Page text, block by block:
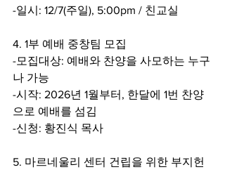
-일시: 12/7(주일), 5:00pm / 친교실
4. 1부 예배 중창팀 모집
-모집대상: 예배와 찬양을 사모하는 누구
나 가능
-시작: 2026년 1월부터, 한달에 1번 찬양
으로 예배를 섬김
-신청: 황진식 목사
5. 마르네울리 센터 건립을 위한 부지헌